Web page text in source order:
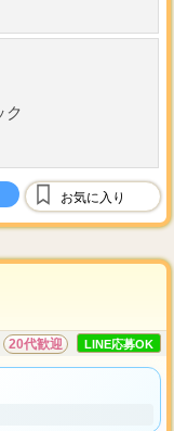
ク
お気に入り
20代歓迎 LINE応募OK